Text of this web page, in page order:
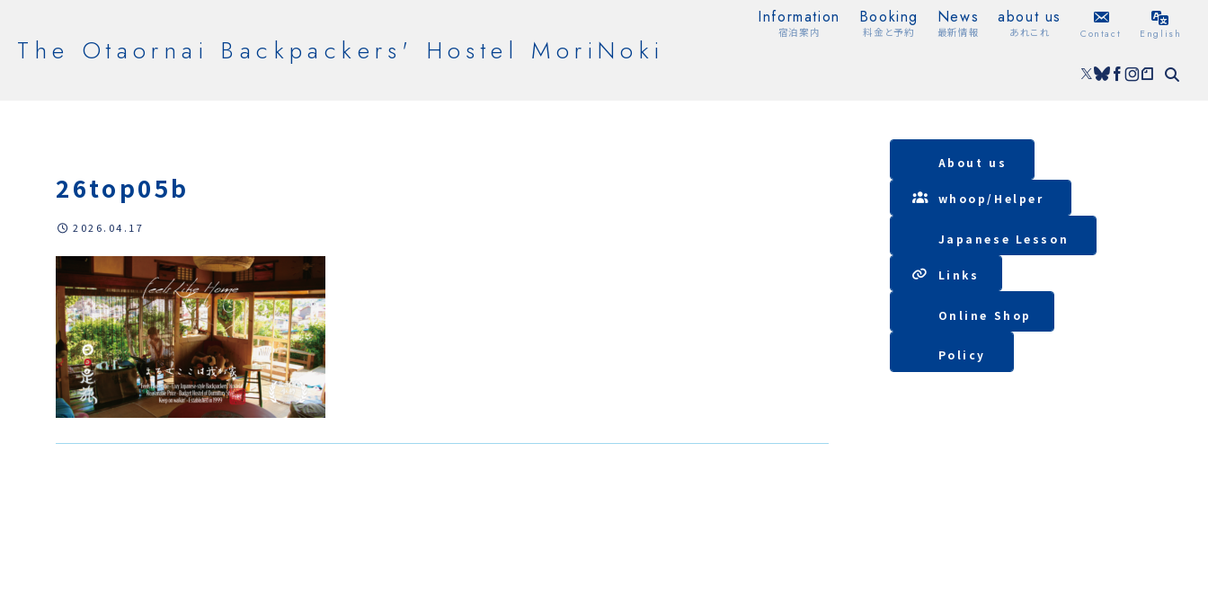
The Otaornai Backpackers' Hostel MoriNoki
Information
宿泊案内
Booking
料金と予約
News
最新情報
about us
あれこれ Contact English
26top05b
2026.04.17
About us
whoop/ Helper
Japanese Lesson
Lin ks
Online Shop
Policy